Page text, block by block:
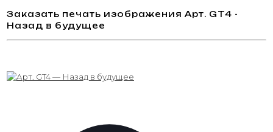
Заказать печать изображения Арт. GT4 -
Назад в будущее